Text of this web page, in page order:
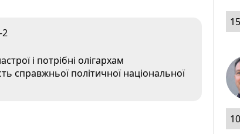
-2
і потрібні олігархам
справжньої політичної національної